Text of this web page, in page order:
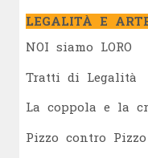
LEGALITÀ E
NOI siamo LORO
Tratti di Legalità
La coppola e la
Pizzo contro Pizzo